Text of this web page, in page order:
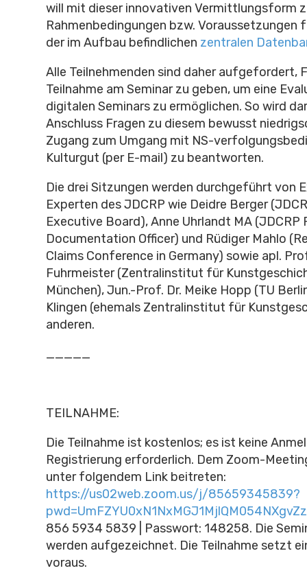
will mit dieser innovativen Vermittlungsform
Rahmenbedingungen bzw. Voraussetzungen
der im Aufbau befindlichen zentralen
Alle Teilnehmenden sind daher aufgefordert,
Teilnahme am Seminar zu geben, um eine
digitalen Seminars zu ermöglichen. So wird
Anschluss Fragen zu diesem bewusst
Zugang zum Umgang mit NS-
Kulturgut (per E-mail) zu beantworten.
Die drei Sitzungen werden durchgeführt von
Experten des JDCRP wie Deidre Berger
Executive Board), Anne Uhrlandt MA (JDCRP
Documentation Officer) und Rüdiger Mahlo
Claims Conference in Germany) sowie apl.
Fuhrmeister (Zentralinstitut für
München), Jun.-Prof. Dr. Meike Hopp (TU
Klingen (ehemals Zentralinstitut für
anderen.
_____
TEILNAHME:
Die Teilnahme ist kostenlos; es ist keine
Registrierung erforderlich. Dem Zoom-
unter folgendem Link beitreten:
https://us02web.zoom.us/j/85659345839?
856 5934 5839 | Passwort: 148258. Die
werden aufgezeichnet. Die Teilnahme setzt
voraus.